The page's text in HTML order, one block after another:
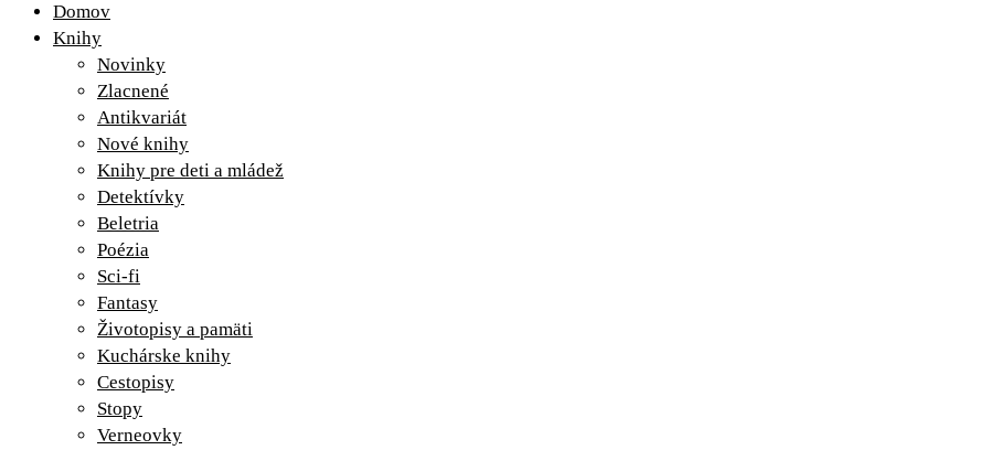
Domov
Knihy
Novinky
Zlacnené
Antikvariát
Nové knihy
Knihy pre deti a mládež
Detektívky
Beletria
Poézia
Sci-fi
Fantasy
Životopisy a pamäti
Kuchárske knihy
Cestopisy
Stopy
Verneovky